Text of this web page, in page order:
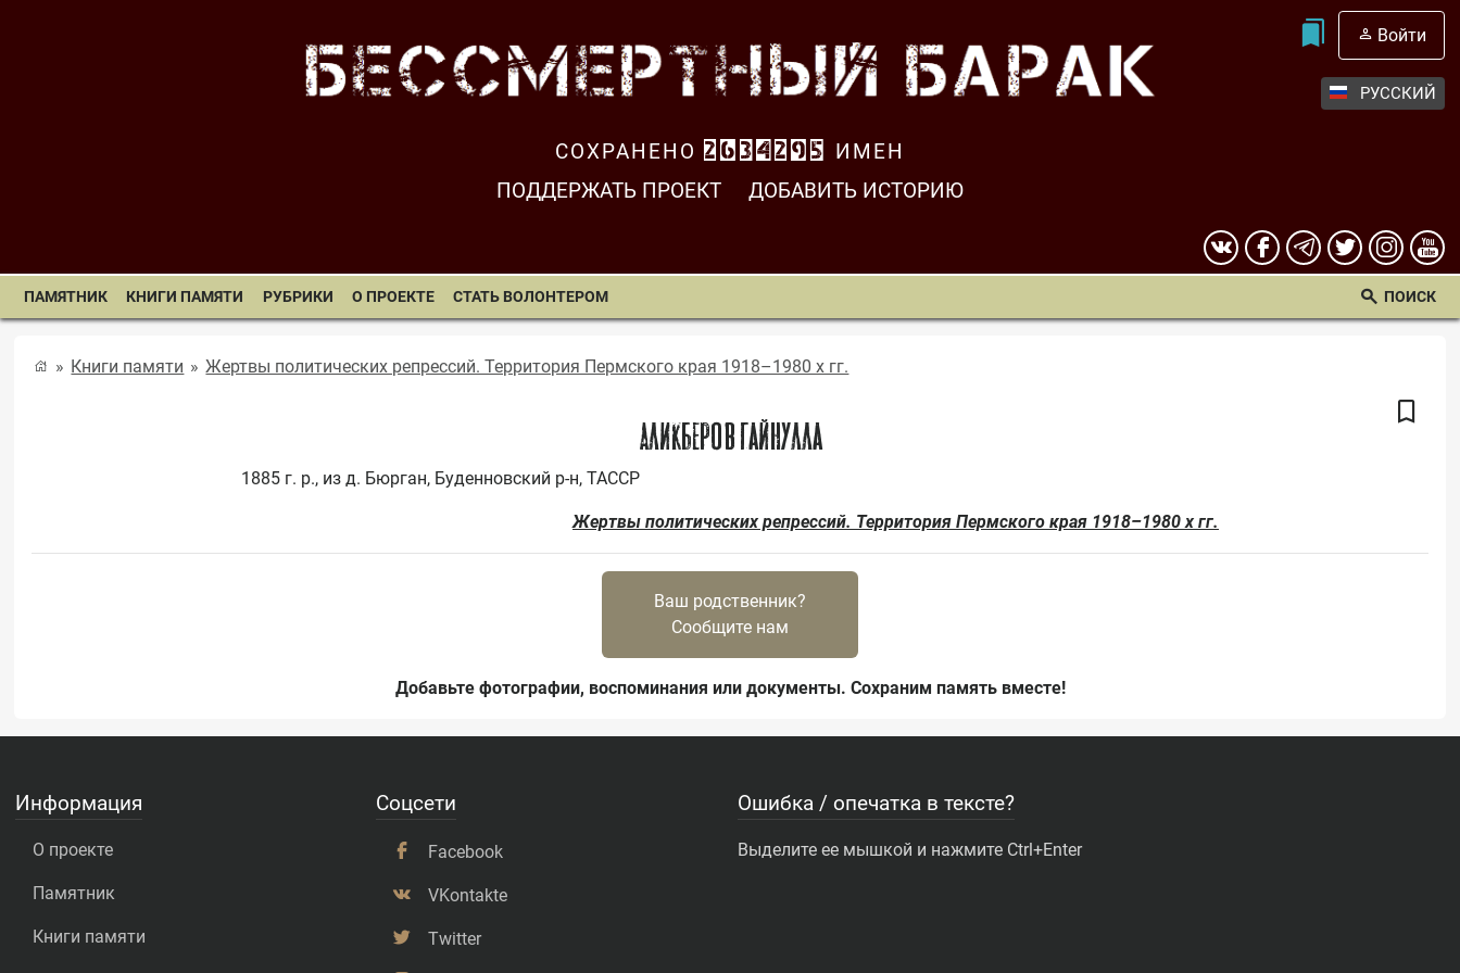
Войти
РУССКИЙ
СОХРАНЕНО 2634295
ИМЕН
ПОДДЕРЖАТЬ ПРОЕКТ
ДОБАВИТЬ ИСТОРИЮ
ПАМЯТНИК КНИГИ ПАМЯТИ РУБРИКИ О ПРОЕКТЕ СТАТЬ ВОЛОНТЕРОМ ПОИСК
Книги памяти Жертвы политических репрессий. Территория Пермского края 1918–1980 х гг.
Аликберов Гайнулла
Жертвы политических репрессий. Территория Пермского края 1918–1980 х гг.
Ваш родственник?
Сообщите нам
Добавьте фотографии, воспоминания или документы. Сохраним память вместе!
Информация
О проекте
Памятник
Книги памяти
Соцсети
Facebook
VKontakte
Twitter
Ошибка / опечатка в тексте?
Выделите ее мышкой и нажмите Ctrl+Enter